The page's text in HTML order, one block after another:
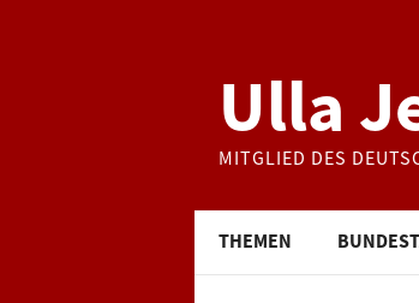
Ulla
MITGLIED DES
THEMEN